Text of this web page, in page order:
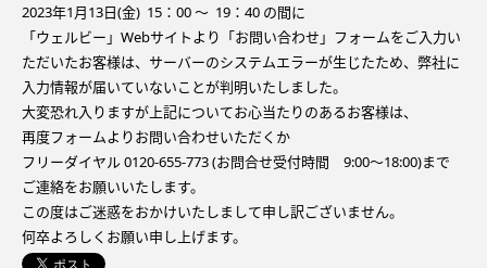
2023年1月13日(金) 15：00 ～ 19：40 の間に
「ウェルビー」Webサイトより「お問い合わせ」フォームをご入力い
ただいたお客様は、サーバーのシステムエラーが生じたため、弊社に
入力情報が届いていないことが判明いたしました。
大変恐れ入りますが上記についてお心当たりのあるお客様は、
再度フォームよりお問い合わせいただくか
フリーダイヤル 0120-655-773 (お問合せ受付時間 9:00～18:00)まで
ご連絡をお願いいたします。
この度はご迷惑をおかけいたしまして申し訳ございません。
何卒よろしくお願い申し上げます。